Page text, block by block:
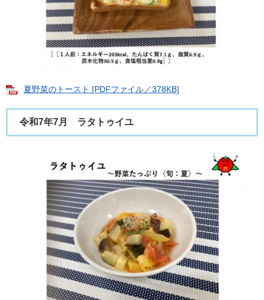
夏野菜のトースト [PDFファイル／378KB]
令和7年7月 ラタトゥイユ